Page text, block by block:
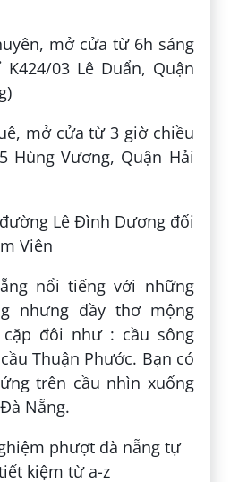
mở cửa từ 6h sáng
03 Lê Duẩn, Quận
mở cửa từ 3 giờ chiều
Hùng Vương, Quận Hải
Lê Đình Dương đối
Viên
nổi tiếng với những
nhưng đầy thơ mộng
đôi như : cầu sông
Thuận Phước. Bạn có
trên cầu nhìn xuống
Nẵng.